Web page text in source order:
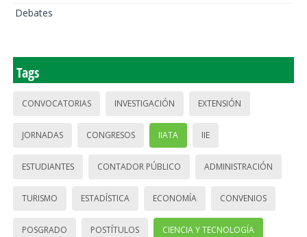
Debates
Tags
CONVOCATORIAS INVESTIGACIÓN EXTENSIÓN
JORNADAS CONGRESOS IIATA IIE
ESTUDIANTES CONTADOR PÚBLICO ADMINISTRACIÓN
TURISMO ESTADÍSTICA ECONOMÍA CONVENIOS
POSGRADO POSTÍTULOS CIENCIA Y TECNOLOGÍA